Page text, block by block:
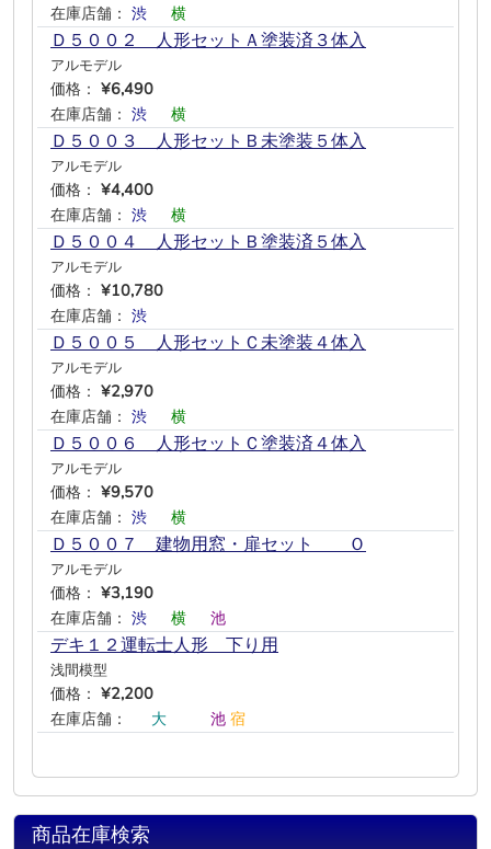
在庫店舗： 渋 横
Ｄ５００２ 人形セットＡ塗装済３体入
アルモデル
価格： ¥6,490
在庫店舗： 渋 横
Ｄ５００３ 人形セットＢ未塗装５体入
アルモデル
価格： ¥4,400
在庫店舗： 渋 横
Ｄ５００４ 人形セットＢ塗装済５体入
アルモデル
価格： ¥10,780
在庫店舗： 渋
Ｄ５００５ 人形セットＣ未塗装４体入
アルモデル
価格： ¥2,970
在庫店舗： 渋 横
Ｄ５００６ 人形セットＣ塗装済４体入
アルモデル
価格： ¥9,570
在庫店舗： 渋 横
Ｄ５００７ 建物用窓・扉セット Ｏ
アルモデル
価格： ¥3,190
在庫店舗： 渋 横 池
デキ１２運転士人形 下り用
浅間模型
価格： ¥2,200
在庫店舗：
大 池 宿
商品在庫検索